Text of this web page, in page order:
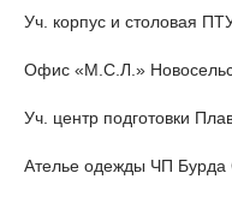
Уч. корпус и столовая
Офис «М.С.Л.»
Уч. центр подготовки
Ателье одежды ЧП Бурда